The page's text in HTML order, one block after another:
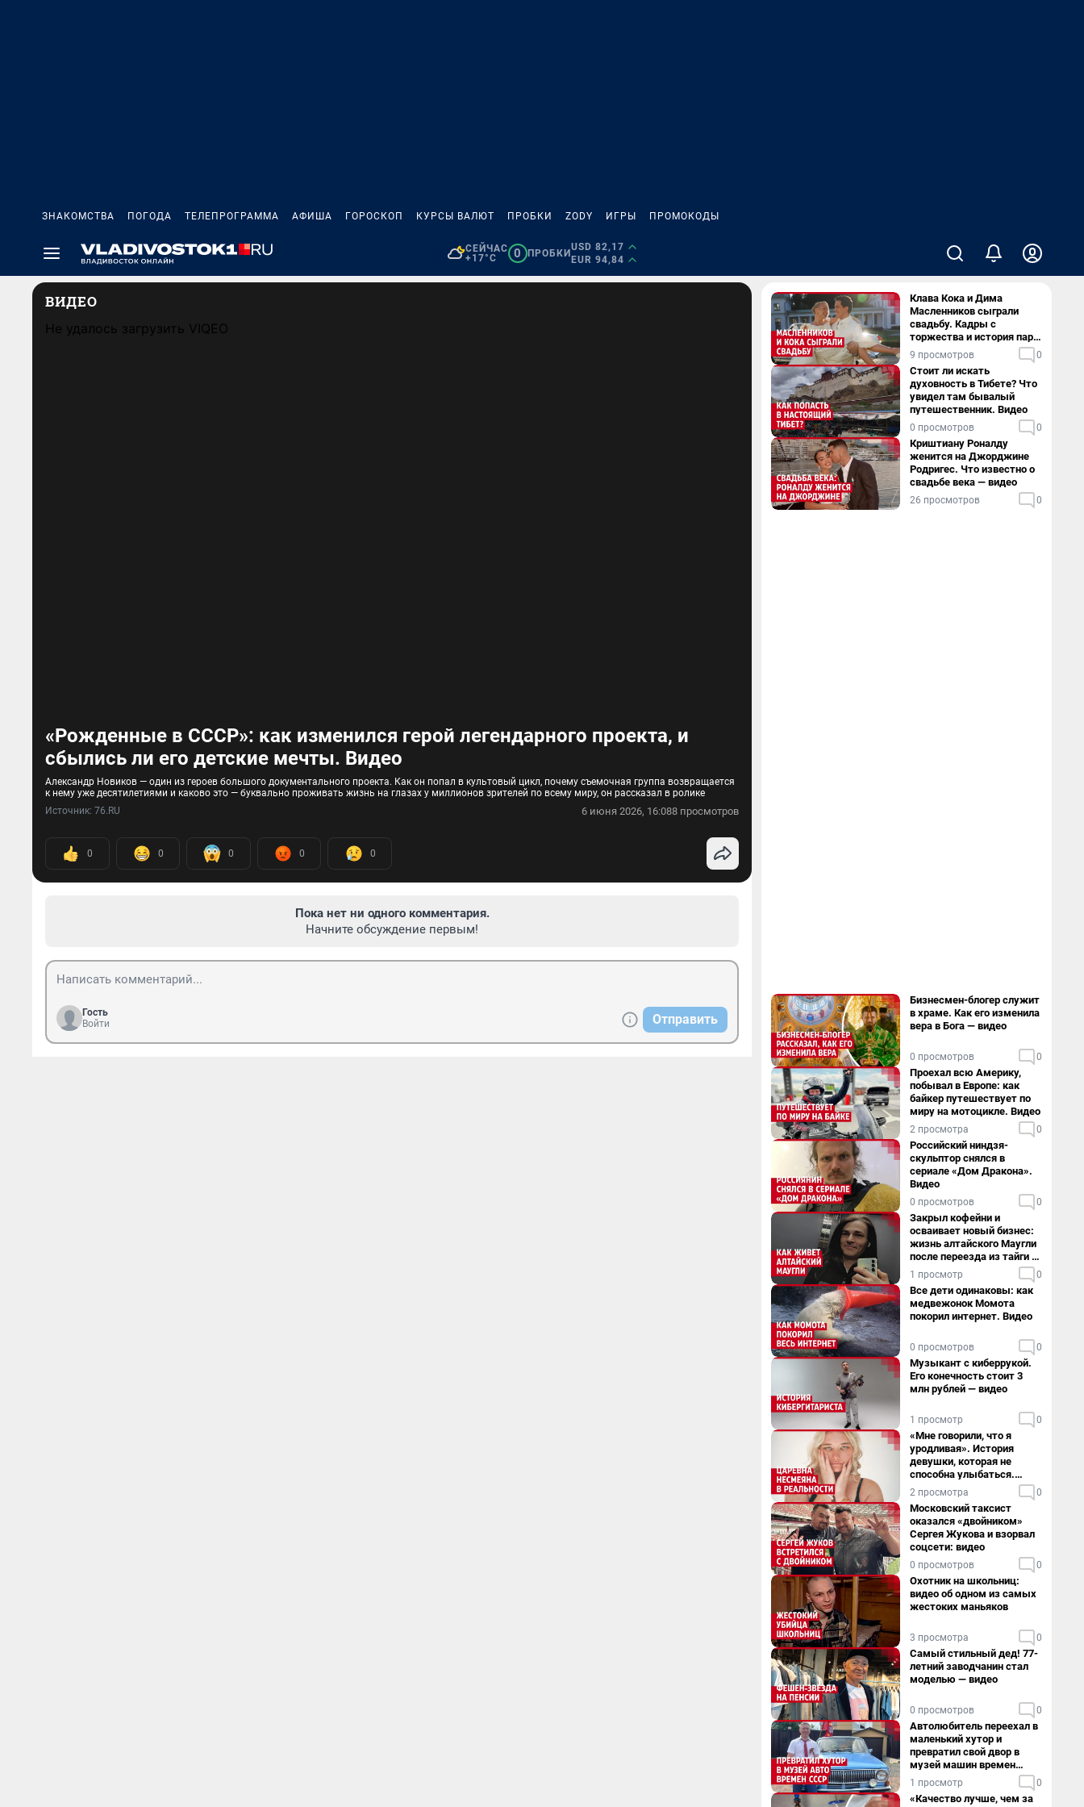
ЗНАКОМСТВА ПОГОДА ТЕЛЕПРОГРАММА АФИША ГОРОСКОП КУРСЫ ВАЛЮТ ПРОБКИ ZODY ИГРЫ ПРОМОКОДЫ
СЕЙЧАС
+17°C
0 ПРОБКИ
USD 82,17
EUR 94,84
ВИДЕО
Не удалось загрузить VIQEO
«Рожденные в СССР»: как изменился герой легендарного проекта, и
сбылись ли его детские мечты. Видео
Александр Новиков — один из героев большого документального проекта. Как он попал в культовый цикл, почему съемочная группа возвращается
к нему уже десятилетиями и каково это — буквально проживать жизнь на глазах у миллионов зрителей по всему миру, он рассказал в ролике
Источник: 76.RU 6 июня 2026, 16:088 просмотров
0 0 0 0 0
Пока нет ни одного комментария.
Начните обсуждение первым!
Гость
Войти
Отправить
Клава Кока и Дима
Масленников сыграли
свадьбу. Кадры с
торжества и история пары
— в видео
9 просмотров 0
Стоит ли искать
духовность в Тибете? Что
увидел там бывалый
путешественник. Видео
0 просмотров 0
Криштиану Роналду
женится на Джорджине
Родригес. Что известно о
свадьбе века — видео
26 просмотров 0
Бизнесмен-блогер служит
в храме. Как его изменила
вера в Бога — видео
0 просмотров 0
Проехал всю Америку,
побывал в Европе: как
байкер путешествует по
миру на мотоцикле. Видео
2 просмотра 0
Российский ниндзя-
скульптор снялся в
сериале «Дом Дракона».
Видео
0 просмотров 0
Закрыл кофейни и
осваивает новый бизнес:
жизнь алтайского Маугли
после переезда из тайги в
столицу
1 просмотр 0
Все дети одинаковы: как
медвежонок Момота
покорил интернет. Видео
0 просмотров 0
Музыкант с киберрукой.
Его конечность стоит 3
млн рублей — видео
1 просмотр 0
«Мне говорили, что я
уродливая». История
девушки, которая не
способна улыбаться.
Видео
2 просмотра 0
Московский таксист
оказался «двойником»
Сергея Жукова и взорвал
соцсети: видео
0 просмотров 0
Охотник на школьниц:
видео об одном из самых
жестоких маньяков
3 просмотра 0
Самый стильный дед! 77-
летний заводчанин стал
моделью — видео
0 просмотров 0
Автолюбитель переехал в
маленький хутор и
превратил свой двор в
музей машин времен
СССР. Видео
1 просмотр 0
«Качество лучше, чем за